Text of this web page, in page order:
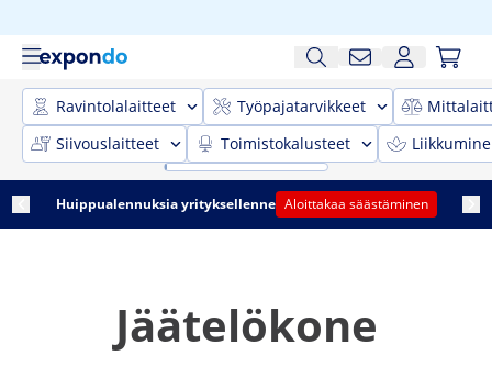
Ravintolalaitteet Työpajatarvikkeet
Siivouslaitteet
Toimistokalusteet
Huippualennuksia yrityksellenne Aloittakaa säästäminen
Jäätelökone